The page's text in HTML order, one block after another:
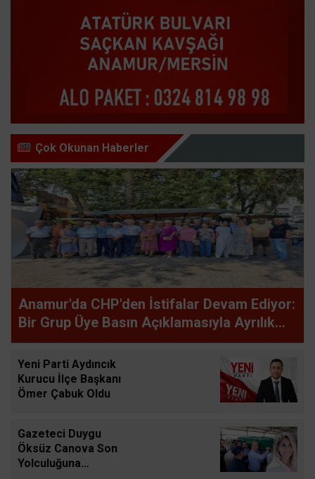
Çok Okunan Haberler
Anamur'da CHP'den İstifalar Devam Ediyor:
Bir Grup Üye Basın Açıklamasıyla Ayrılık
Kararını Duyurdu
Yeni Parti Aydıncık
Kurucu İlçe Başkanı
Ömer Çabuk Oldu
Gazeteci Duygu
Öksüz Canova Son
Yolculuğuna